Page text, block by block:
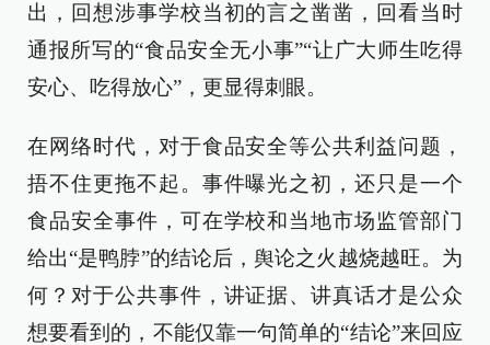
出，回想涉事学校当初的言之凿凿，回看当时
通报所写的“食品安全无小事”“让广大师生吃得
安心、吃得放心”，更显得刺眼。
在网络时代，对于食品安全等公共利益问题，
捂不住更拖不起。事件曝光之初，还只是一个
食品安全事件，可在学校和当地市场监管部门
给出“是鸭脖”的结论后，舆论之火越烧越旺。为
何？对于公共事件，讲证据、讲真话才是公众
想要看到的，不能仅靠一句简单的“结论”来回应